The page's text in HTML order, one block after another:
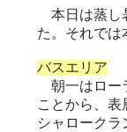
本日は蒸し
た。それでは
バスエリア
朝一はロー
ことから、
シャロークラ